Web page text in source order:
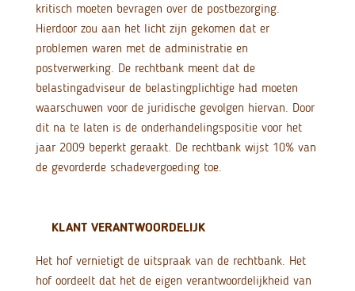
kritisch moeten bevragen over de postbezorging.
Hierdoor zou aan het licht zijn gekomen dat er
problemen waren met de administratie en
postverwerking. De rechtbank meent dat de
belastingadviseur de belastingplichtige had moeten
waarschuwen voor de juridische gevolgen hiervan. Door
dit na te laten is de onderhandelingspositie voor het
jaar 2009 beperkt geraakt. De rechtbank wijst 10% van
de gevorderde schadevergoeding toe.
KLANT VERANTWOORDELIJK
Het hof vernietigt de uitspraak van de rechtbank. Het
hof oordeelt dat het de eigen verantwoordelijkheid van